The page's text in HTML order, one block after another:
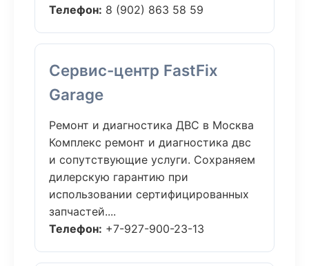
Телефон: 8 (902) 863 58 59
Сервис-центр FastFix
Garage
Ремонт и диагностика ДВС в Москва
Комплекс ремонт и диагностика двс
и сопутствующие услуги. Сохраняем
дилерскую гарантию при
использовании сертифицированных
запчастей....
Телефон: +7-927-900-23-13